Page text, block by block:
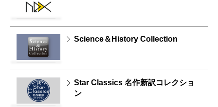
Science＆History Collection
Star Classics 名作新訳コレクショ
ン